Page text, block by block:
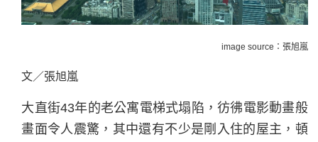
image source：張旭嵐
文／張旭嵐
大直街43年的老公寓電梯式塌陷，彷彿電影動畫般
畫面令人震驚，其中還有不少是剛入住的屋主，頓